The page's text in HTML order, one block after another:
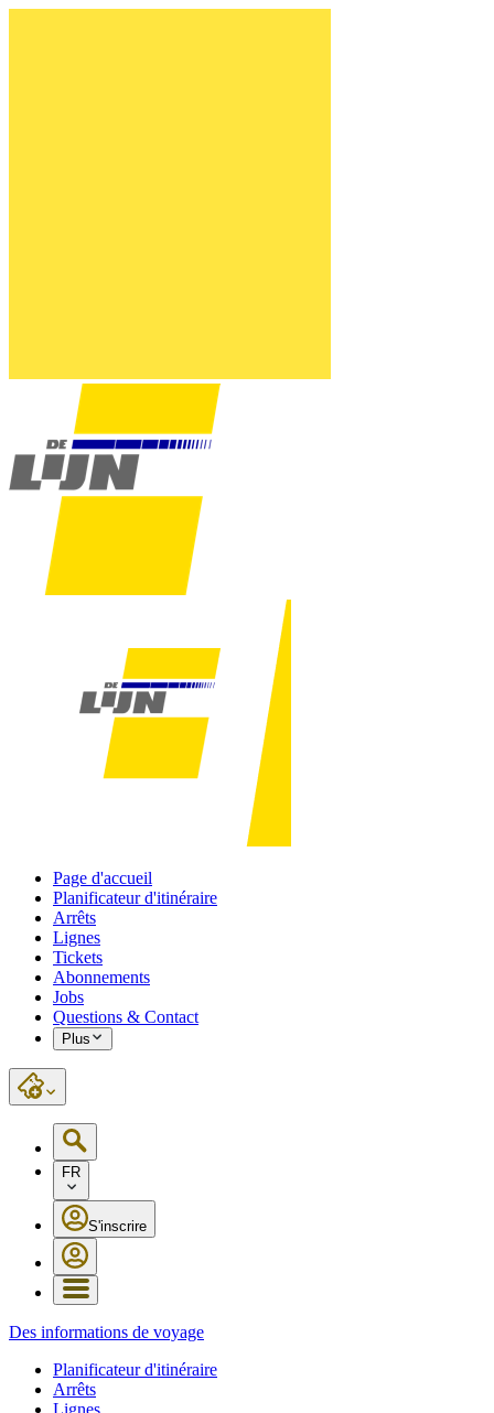
Page d'accueil
Planificateur d'itinéraire
Arrêts
Lignes
Tickets
Abonnements
Jobs
Questions & Contact
Plus
FR
S'inscrire
Des informations de voyage
Planificateur d'itinéraire
Arrêts
Lignes